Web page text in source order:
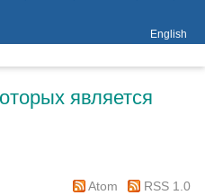
English
является
Atom
RSS 1.0